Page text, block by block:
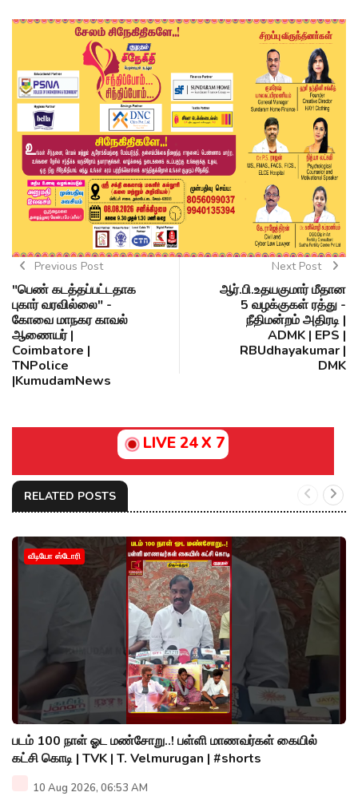
Previous Post
"பெண் கடத்தப்பட்டதாக
புகார் வரவில்லை" -
கோவை மாநகர காவல்
ஆணையர் |
Coimbatore |
TNPolice
|KumudamNews
Next Post
ஆர்.பி.உதயகுமார் மீதான
5 வழக்குகள் ரத்து -
நீதிமன்றம் அதிரடி |
ADMK | EPS |
RBUdhayakumar |
DMK
LIVE 24 X 7
RELATED POSTS
வீடியோ ஸ்டோரி
படம் 100 நாள் ஓட மண்சோறு..! பள்ளி மாணவர்கள் கையில்
கட்சி கொடி | TVK | T. Velmurugan | #shorts
10 Aug 2026, 06:53 AM